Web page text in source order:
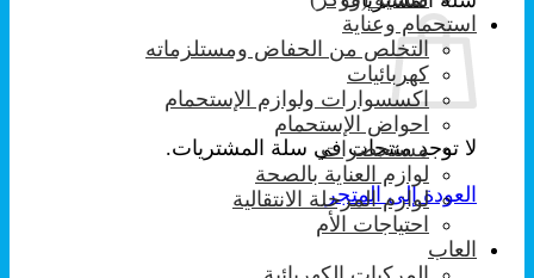
لا توجد منتجات في سلة المشتريات.
العودة إلى المتجر
استحمام وعناية
التخلص من الحفاض ومستلزماته
كهربائيات
اكسسوارات ولوازم الإستحمام
احواض الإستحمام
مستحضرات
لوازم العناية بالصحة
لوازم المرحلة الانتقالية
احتياجات الأم
العاب